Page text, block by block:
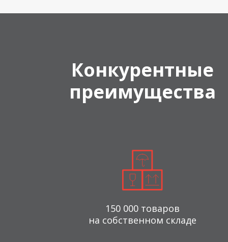
Конкурентные
преимущества
150 000 товаров
на собственном складе